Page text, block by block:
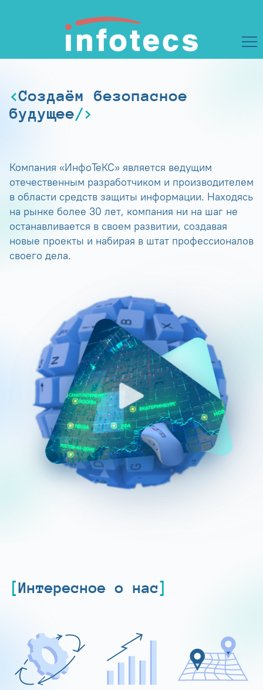
Создаём безопасное
будущее
Компания «ИнфоТеКС» является ведущим
отечественным разработчиком и производителем
в области средств защиты информации. Находясь
на рынке более 30 лет, компания ни на шаг не
останавливается в своем развитии, создавая
новые проекты и набирая в штат профессионалов
своего дела.
Интересное о нас